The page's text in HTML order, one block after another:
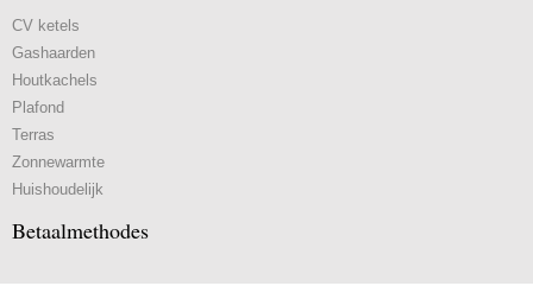
CV ketels
Gashaarden
Houtkachels
Plafond
Terras
Zonnewarmte
Huishoudelijk
Betaalmethodes